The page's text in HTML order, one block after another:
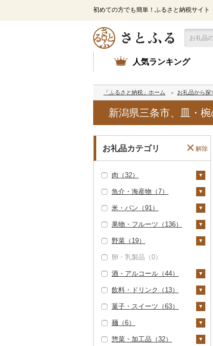
初めての方でも簡単！ふるさと納税サイト
人気ランキング
「ふるさと納税」ホーム お礼品から探
新潟県三条市、皿・
お礼品カテゴリ 解除
肉（32）
牛肉（精肉）（2）
ステーキ（1）
すき焼き（0）
しゃぶしゃぶ（0）
焼肉（0）
牛タン（0）
和牛（1）
黒毛和牛（0）
白老牛（0）
仙台牛（0）
牛肉（加工品）（1
（0）
その他牛肉（加工品）
（3）
7）
ハンバーグ（0）
もつ鍋（1）
ハム（1）
ソーセージ・ウインナ
ー（1）
鶏肉（2）
鶏肉（精肉）（0）
ハム・ソーセージ
唐揚げ（1）
鹿肉（0）
馬肉（0）
羊肉・ラム肉（ジンギ
スカン）（0）
魚介・海産物（7）
カニ（0）
エビ（0）
いくら（0）
うに（0）
明太子・たらこ（0）
その他魚卵（0）
貝（0）
うなぎ（2）
鮮魚（0）
米・パン（91）
米（89）
精米（59）
無洗米（15）
玄米（6）
金芽米（0）
ゆめぴりか（0）
つや姫（0）
コシヒカリ（54）
雑穀（0）
餅（0）
その他穀物加工品
果物・フルーツ（136）
ぶどう・マスカット
（4）
野菜（19）
いも（3）
じゃがいも（0）
さつまいも（1）
その他いも（2）
トマト（0）
玉ねぎ（0）
ねぎ（0）
とうもろこし（0）
根菜（0）
卵・乳製品（0）
酒・アルコール（44）
ビール・発泡酒（0）
日本酒（39）
純米大吟醸（7）
純米吟醸（9）
焼酎（0）
梅酒（3）
飲料・ドリンク（13）
水・ミネラルウォータ
（7）
菓子・スイーツ（63）
ケーキ（7）
クッキー（0）
麺（6）
ラーメン（6）
惣菜・加工品（32）